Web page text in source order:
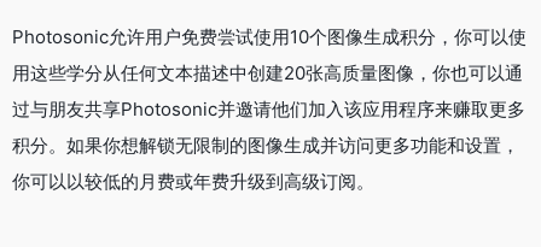
Photosonic允许用户免费尝试使用10个图像生成积分，你可以使
用这些学分从任何文本描述中创建20张高质量图像，你也可以通
过与朋友共享Photosonic并邀请他们加入该应用程序来赚取更多
积分。如果你想解锁无限制的图像生成并访问更多功能和设置，
你可以以较低的月费或年费升级到高级订阅。